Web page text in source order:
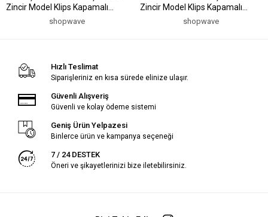
Zincir Model Klips Kapamalı
Erkek Bileklikshopwave
Zincir Model Klips Kapamalı
Erkek Bileklikshopwave
Hızlı Teslimat
Siparişleriniz en kısa sürede elinize ulaşır.
Güvenli Alışveriş
Güvenli ve kolay ödeme sistemi
Geniş Ürün Yelpazesi
Binlerce ürün ve kampanya seçeneği
7 / 24 DESTEK
Öneri ve şikayetlerinizi bize iletebilirsiniz.